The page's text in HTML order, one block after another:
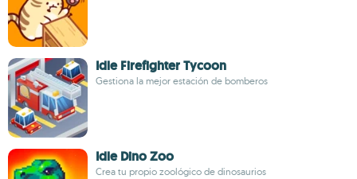
Idle Firefighter Tycoon
Gestiona la mejor estación de bomberos
Idle Dino Zoo
Crea tu propio zoológico de dinosaurios